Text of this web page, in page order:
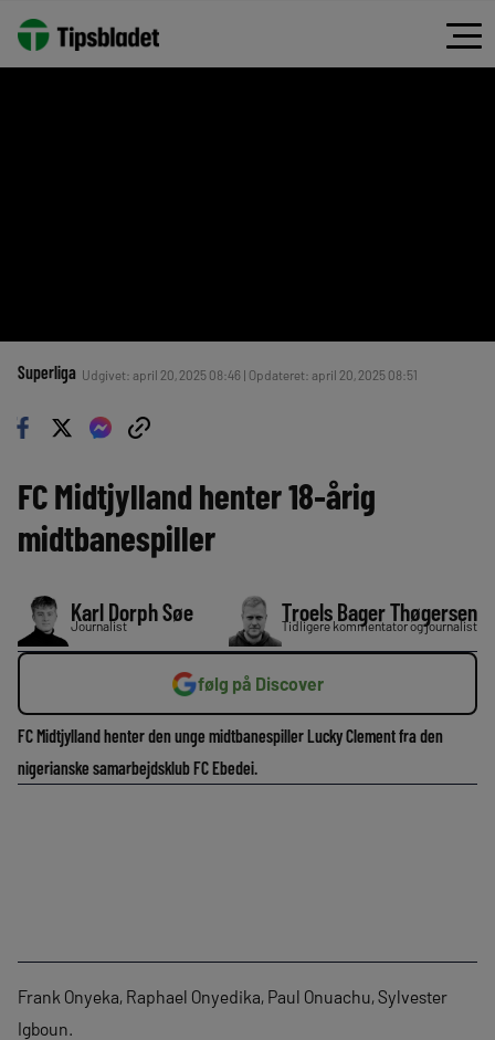
Superliga Udgivet: april 20, 2025 08:46 | Opdateret: april 20, 2025 08:51
FC Midtjylland henter 18-årig
midtbanespiller
Karl Dorph Søe
Journalist Troels Bager Thøgersen
Tidligere kommentator og journalist
følg på Discover
FC Midtjylland henter den unge midtbanespiller Lucky Clement fra den
nigerianske samarbejdsklub FC Ebedei.
Frank Onyeka, Raphael Onyedika, Paul Onuachu, Sylvester
Igboun.